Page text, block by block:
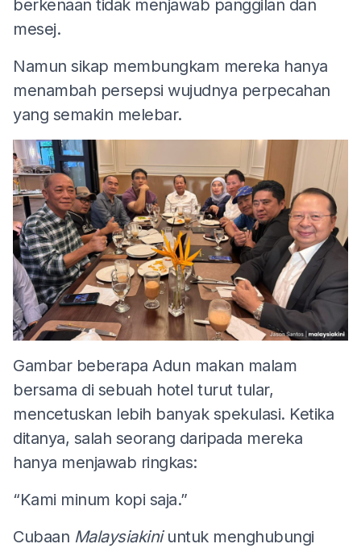
berkenaan tidak menjawab panggilan dan
mesej.
Namun sikap membungkam mereka hanya
menambah persepsi wujudnya perpecahan
yang semakin melebar.
Gambar beberapa Adun makan malam
bersama di sebuah hotel turut tular,
mencetuskan lebih banyak spekulasi. Ketika
ditanya, salah seorang daripada mereka
hanya menjawab ringkas:
“Kami minum kopi saja.”
Cubaan Malaysiakiniuntuk menghubungi